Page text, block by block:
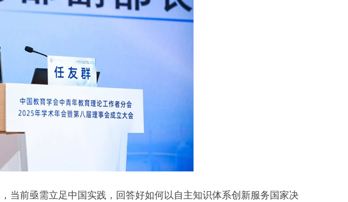
前亟需立足中国实践，回答好如何以自主知识体系创新服务国家决